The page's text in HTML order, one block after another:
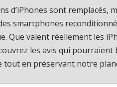
d’iPhones sont remplacés,
smartphones
Que valent réellement les
les avis qui
tout en préservant notre